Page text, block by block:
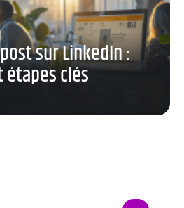
sur LinkedIn :
clés